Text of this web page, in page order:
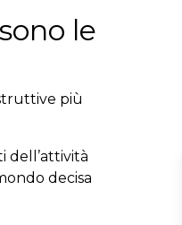
le
più
dell’attività
decisa